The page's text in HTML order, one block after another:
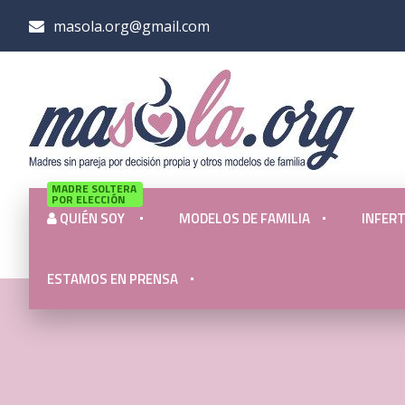
masola.org@gmail.com
QUIÉN SOY
MADRE SOLTERA
POR ELECCIÓN
MODELOS DE FAMILIA
ESTAMOS EN PRENSA